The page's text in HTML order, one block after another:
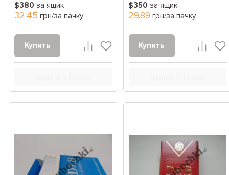
$380 за ящик
32.45 грн/за пачку
Купить
$350 за ящик
29.89 грн/за пачку
Купить